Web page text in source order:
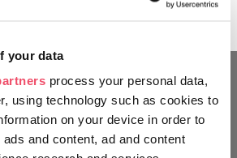
your data
process your personal data,
using technology such as cookies to
on your device in order to
and content, ad and content